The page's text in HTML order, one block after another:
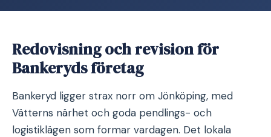
Redovisning och revision för
Bankeryds företag
Bankeryd ligger strax norr om Jönköping, med
Vätterns närhet och goda pendlings- och
logistiklägen som formar vardagen. Det lokala